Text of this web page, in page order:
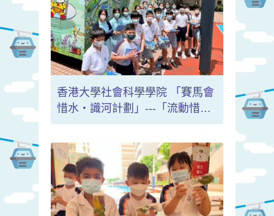
香港大學社會科學學院 「賽馬會
惜水‧識河計劃」---「流動惜水
識河學堂」